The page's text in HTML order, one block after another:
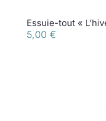
Essuie-tout «
5,00 €